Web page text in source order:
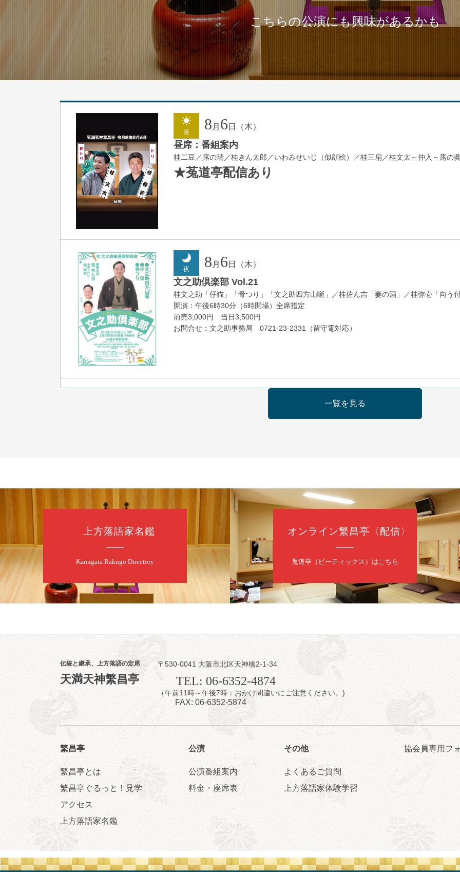
こちらの公演にも興味があるかも
昼 8月 6 日（木）
昼席：番組案内
桂二豆／露の瑞／桂きん太郎／いわみせいじ（似顔絵）／桂三扇／桂文太～仲入～露の
★菟道亭配信あり
夜 8 月 6 日（木）
文之助倶楽部 Vol.21
桂文之助「仔猫」「骨つり」「文之助四方山噺」／桂佐ん吉「妻の酒」／桂弥壱「向う
開演：午後6時30分（6時開場）全席指定
前売3,000円 当日3,500円
お問合せ：文之助事務局 0721-23-2331（留守電対応）
落語と日本舞踊の会 あわよか連 vol 1
昼 7 日（金）
昼席：番組案内
桂二豆／露の瑞／桂きん太郎／いわみせいじ（似顔絵）／笑福亭笑利／桂文太～仲入
★菟道亭 配信あり
夜 8月 7日（金）
噺家が落語と芝居をしてみる会
桂米之助／桂団治郎／桂弥太郎／桂米舞／是常祐美
開演：午後6時30分（6時開場）全席指定
前売3,500円 当日4,000円
お問合せ：米朝事務所 06-6365-8281（平日10時～18時）
★菟道亭配信あり 配信の購入はこちらをクリック
第2回 智之介・力造 二人会
笑福亭智之介「昭和任侠伝」「天王寺詣り」／桂力造「桃太郎」「本膳」／桂二豆「開
開演：午前10時（9時30分開場）
前売2,000円 当日 2,500円
一覧を見る
上方落語家名鑑
Kamigata Rakugo Directory
オンライン繁昌亭〈配信〉
莵道亭（ピーティックス）はこちら
伝統と継承、上方落語の定席
天満天神繁昌亭
〒530-0041 大阪市北区天神橋2-1-34
TEL: 06-6352-4874
（午前11時～午後7時：おかけ間違いにご注意ください。)
FAX: 06-6352-5874
繁昌亭
繁昌亭とは
繁昌亭ぐるっと！見学
アクセス
上方落語家名鑑
公演
公演番組案内
料金・座席表
その他
よくあるご質問
上方落語家体験学習
協会員専用フ